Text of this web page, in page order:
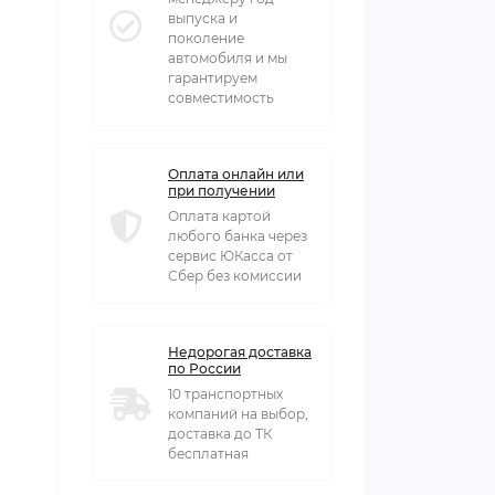
выпуска и
поколение
автомобиля и мы
гарантируем
совместимость
Оплата онлайн или
при получении
Оплата картой
любого банка через
сервис ЮКасса от
Сбер без комиссии
Недорогая доставка
по России
10 транспортных
компаний на выбор,
доставка до ТК
бесплатная